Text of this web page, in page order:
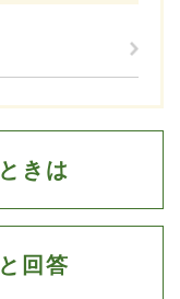
きは
回答